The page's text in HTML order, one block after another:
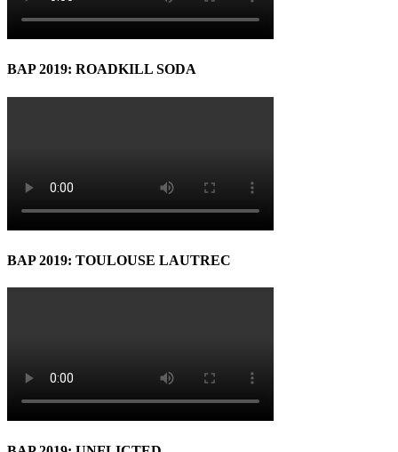
BAP 2019: ROADKILL SODA
BAP 2019: TOULOUSE LAUTREC